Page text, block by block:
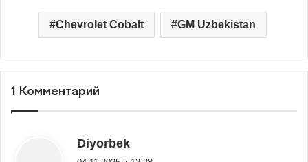
Chevrolet Cobalt GM Uzbekistan
1 Комментарий
Diyorbek